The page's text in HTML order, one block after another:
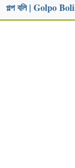
গল্প বলি | Golpo Boli